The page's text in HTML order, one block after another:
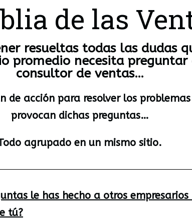
de las
resueltas todas las dudas
promedio necesita preguntar
consultor de ventas…
de acción para resolver los
provocan dichas preguntas…
agrupado en un mismo sitio.
le has hecho a otros empresarios
tú?